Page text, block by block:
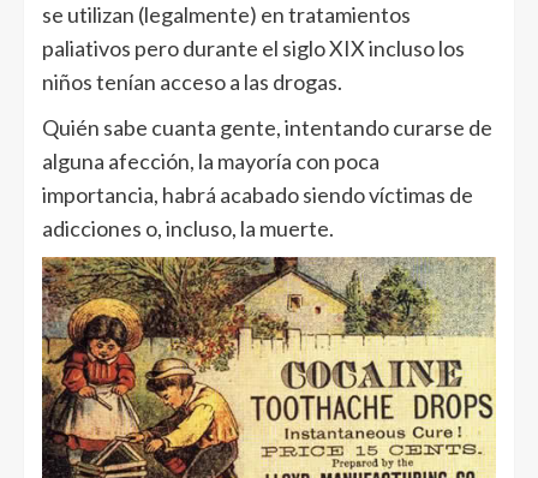
se utilizan (legalmente) en tratamientos
paliativos pero durante el siglo XIX incluso los
niños tenían acceso a las drogas.
Quién sabe cuanta gente, intentando curarse de
alguna afección, la mayoría con poca
importancia, habrá acabado siendo víctimas de
adicciones o, incluso, la muerte.